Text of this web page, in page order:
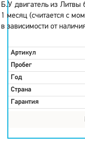
Б.У двигатель из Литвы
1 месяц (считается с
в зависимости от
Артикул
Пробег
Год
Страна
Гарантия